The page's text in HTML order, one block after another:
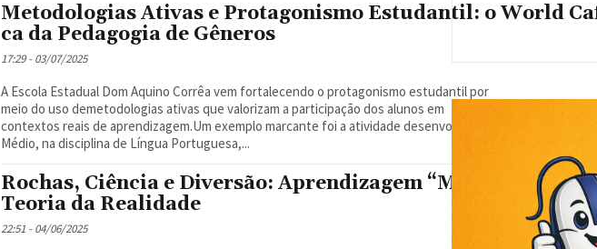
Metodologias Ativas e Protagonismo Estudantil: o World
ca da Pedagogia de Gêneros
17:29 - 03/07/2025
A Escola Estadual Dom Aquino Corrêa vem fortalecendo o protagonismo estudantil por
meio do uso demetodologias ativas que valorizam a participação dos alunos em
contextos reais de aprendizagem.Um exemplo marcante foi a atividade desenvolvida com as turmas do 1º
Médio, na disciplina de Língua Portuguesa,...
Rochas, Ciência e Diversão: Aprendizagem “Mão na Massa”
Teoria da Realidade
22:51 - 04/06/2025